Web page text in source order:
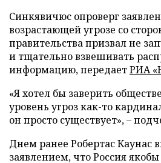
Синкявичюс опроверг
возрастающей угрозе со
правительства призвал не
и тщательно взвешивать
информацию, передаетРИА
«Я хотел бы заверить
уровень угроз как-то
он просто существует», –
Днем ранее Робертас Каунас
заявлением, что Россия